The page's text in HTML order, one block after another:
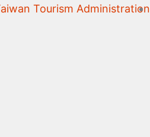
Tourism Administration